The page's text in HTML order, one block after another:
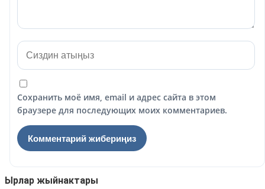
Сохранить моё имя, email и адрес сайта в этом
браузере для последующих моих комментариев.
Ырлар жыйнактары